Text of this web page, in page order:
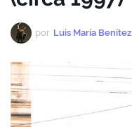
por Luis María Benítez